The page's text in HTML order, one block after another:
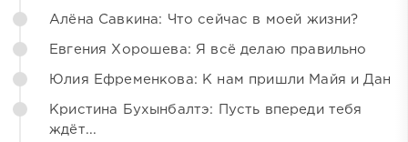
Алёна Савкина: Что сейчас в моей жизни?
Евгения Хорошева: Я всё делаю правильно
Юлия Ефременкова: К нам пришли Майя и Дан
Кристина Бухынбалтэ: Пусть впереди тебя
ждёт...